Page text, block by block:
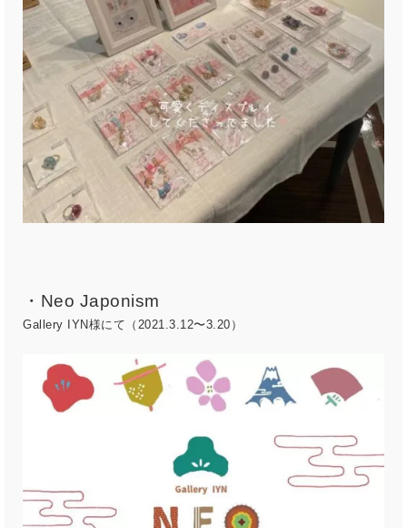
・Neo Japonism
Gallery IYN様にて（2021.3.12〜3.20）